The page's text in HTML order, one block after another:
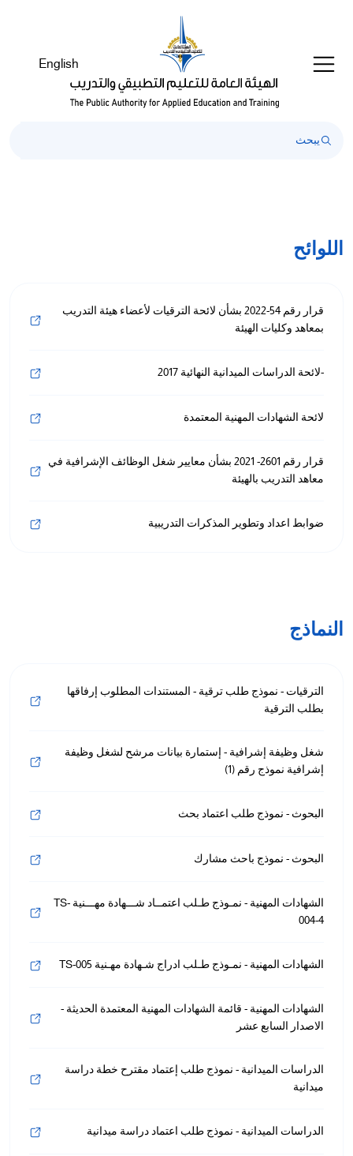
English
اللوائح
قرار رقم 54-2022 بشأن لائحة الترقيات لأعضاء هيئة التدريب
بمعاهد وكليات الهيئة
-لائحة الدراسات الميدانية النهائية 2017
لائحة الشهادات المهنية المعتمدة
قرار رقم 2601- 2021 بشأن معايير شغل الوظائف الإشرافية في
معاهد التدريب بالهيئة
ضوابط اعداد وتطوير المذكرات التدريبية
النماذج
الترقيات - نموذج طلب ترقية - المستندات المطلوب إرفاقها
بطلب الترقية
شغل وظيفة إشرافية - إستمارة بيانات مرشح لشغل وظيفة
إشرافية نموذج رقم (1)
البحوث - نموذج طلب اعتماد بحث
البحوث - نموذج باحث مشارك
الشهادات المهنية - نمـوذج طـلب اعتمــاد شـــهادة مهـــنية TS-
004-4
الشهادات المهنية - نمـوذج طـلب ادراج شـهادة مهـنية TS-005
الشهادات المهنية - قائمة الشهادات المهنية المعتمدة الحديثة -
الاصدار السابع عشر
الدراسات الميدانية - نموذج طلب إعتماد مقترح خطة دراسة
ميدانية
الدراسات الميدانية - نموذج طلب اعتماد دراسة ميدانية